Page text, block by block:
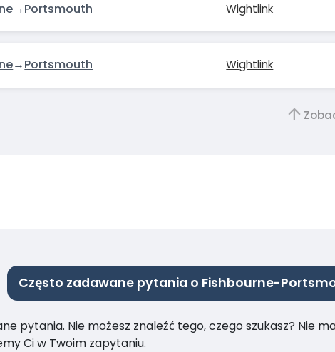
→Portsmouth Wightlink
→Portsmouth Wightlink
Często zadawane pytania o Fishbourne-
pytania. Nie możesz znaleźć tego, czego szukasz? Nie
Ci w Twoim zapytaniu.